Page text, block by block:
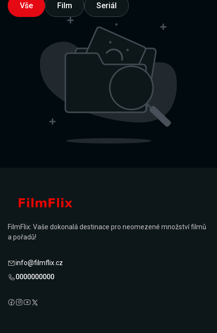
Vše Film Seriál
FilmFlix: Vaše dokonalá destinace pro neomezené množství filmů
a pořadů!
info@filmflix.cz
0000000000